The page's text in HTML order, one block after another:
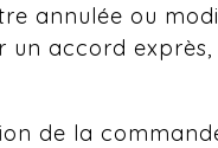
annulée ou
accord
de la